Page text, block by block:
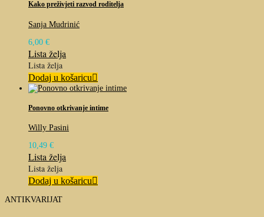
Kako preživjeti razvod roditelja
Sanja Mudrinić
6,00 €
Lista želja
Lista želja
Dodaj u košaricu
Ponovno otkrivanje intime
Willy Pasini
10,49 €
Lista želja
Lista želja
Dodaj u košaricu
ANTIKVARIJAT